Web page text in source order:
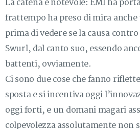
La catena è notevole: EMI ha
frattempo ha preso di mira anche
prima di vedere se la causa
Swurl, dal canto suo, essendo
battenti, ovviamente.
Ci sono due cose che fanno
sposta e si incentiva oggi
oggi forti, e un domani magari
colpevolezza assolutamente non